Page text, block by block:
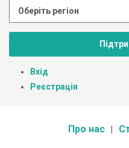
Вхід
Реєстрація
Про нас